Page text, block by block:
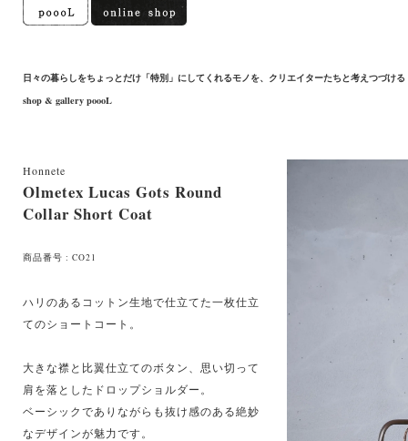
日々の暮らしをちょっとだけ「特別」にしてくれるモノを、クリエイターたちと考えつづける
shop & gallery poooL
Honnete
Olmetex Lucas Gots Round
Collar Short Coat
商品番号 : CO21
ハリのあるコットン生地で仕立てた一枚仕立
てのショートコート。
大きな襟と比翼仕立てのボタン、思い切って
肩を落としたドロップショルダー。
ベーシックでありながらも抜け感のある絶妙
なデザインが魅力です。